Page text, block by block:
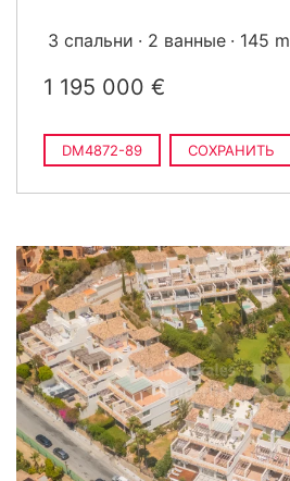
3 спальни 2 ванные 145 m
1 195 000 €
DM4872-89 СОХРАНИТЬ